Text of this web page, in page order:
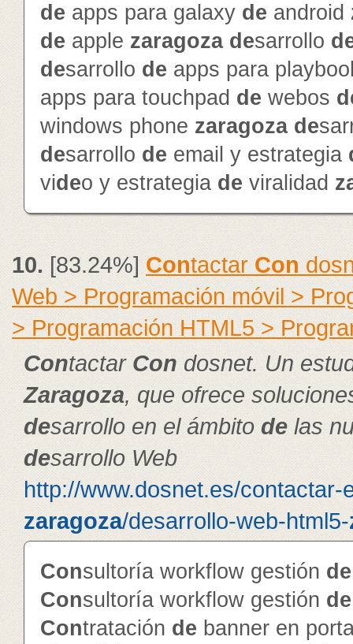
de apps para galaxy de android
de apple zaragoza desarrollo
desarrollo de apps para
apps para touchpad de webos
windows phone zaragoza de
desarrollo de email y estrategia
video y estrategia de viralidad
10.[83.24%]Contactar Con
Web > Programación móvil >
> Programación HTML5 >
ContactarCondosnet. Un
Zaragoza, que ofrece
desarrollo en el ámbitodelas
desarrollo Web
http://www.dosnet.es/contactar-
zaragoza/desarrollo-web-html5-
Consultoría workflow gestión de
Consultoría workflow gestión de
Contratación de banner en